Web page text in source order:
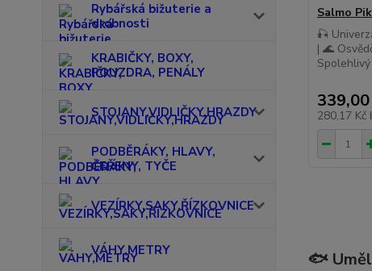
Rybářská bižuterie a
drobnosti
KRABIČKY, BOXY,
POUZDRA, PENÁLY
STOJANY,VIDLIČKY,HRAZDY
PODBĚRÁKY, HLAVY,
ČEŘENY, TYČE
VEZÍRKY,SAKY,ŘÍZKOVNICE
VÁHY,METRY
Salmo
🎣
| 🌊
280,17 Kč
🐟